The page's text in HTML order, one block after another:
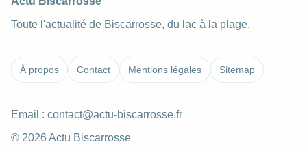
Toute l'actualité de Biscarrosse, du lac à la plage.
À propos Contact Mentions légales Sitemap
Email : contact@actu-biscarrosse.fr
© 2026 Actu Biscarrosse